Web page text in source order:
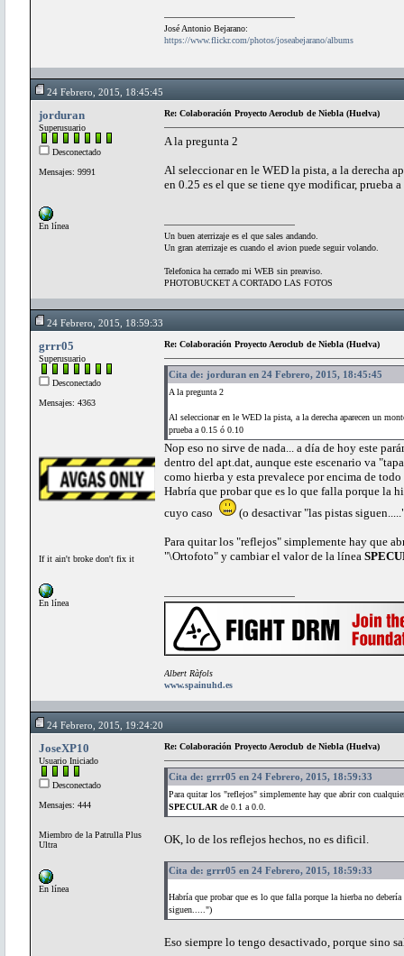
José Antonio Bejarano:
https://www.flickr.com/photos/joseabejarano/albums
24 Febrero, 2015, 18:45:45
jorduran
Superusuario
Desconectado
Mensajes: 9991
En línea
Re: Colaboración Proyecto Aeroclub de Niebla (Huelva)
A la pregunta 2
Al seleccionar en le WED la pista, a la derecha
en 0.25 es el que se tiene qye modificar, prueba
Un buen aterrizaje es el que sales andando.
Un gran aterrizaje es cuando el avion puede seguir volando.
Telefonica ha cerrado mi WEB sin preaviso.
PHOTOBUCKET A CORTADO LAS FOTOS
24 Febrero, 2015, 18:59:33
grrr05
Superusuario
Desconectado
Mensajes: 4363
If it ain't broke don't fix it
En línea
Re: Colaboración Proyecto Aeroclub de Niebla (Huelva)
Cita de: jorduran en 24 Febrero, 2015, 18:45:45
A la pregunta 2
Al seleccionar en le WED la pista, a la derecha aparecen un
prueba a 0.15 ó 0.10
Nop eso no sirve de nada... a día de hoy este
dentro del apt.dat, aunque este escenario va
como hierba y esta prevalece por encima de
Habría que probar que es lo que falla porque la
cuyo caso
(o desactivar "las pistas
Para quitar los "reflejos" simplemente hay que
"\Ortofoto" y cambiar el valor de la línea
Albert Ràfols
www.spainuhd.es
24 Febrero, 2015, 19:24:20
JoseXP10
Usuario Iniciado
Desconectado
Mensajes: 444
Miembro de la Patrulla Plus
Ultra
En línea
Re: Colaboración Proyecto Aeroclub de Niebla (Huelva)
Cita de: grrr05 en 24 Febrero, 2015, 18:59:33
Para quitar los "reflejos" simplemente hay que abrir con
SPECULAR de 0.1 a 0.0.
OK, lo de los reflejos hechos, no es dificil.
Cita de: grrr05 en 24 Febrero, 2015, 18:59:33
Habría que probar que es lo que falla porque la hierba no
siguen.....")
Eso siempre lo tengo desactivado, porque sino